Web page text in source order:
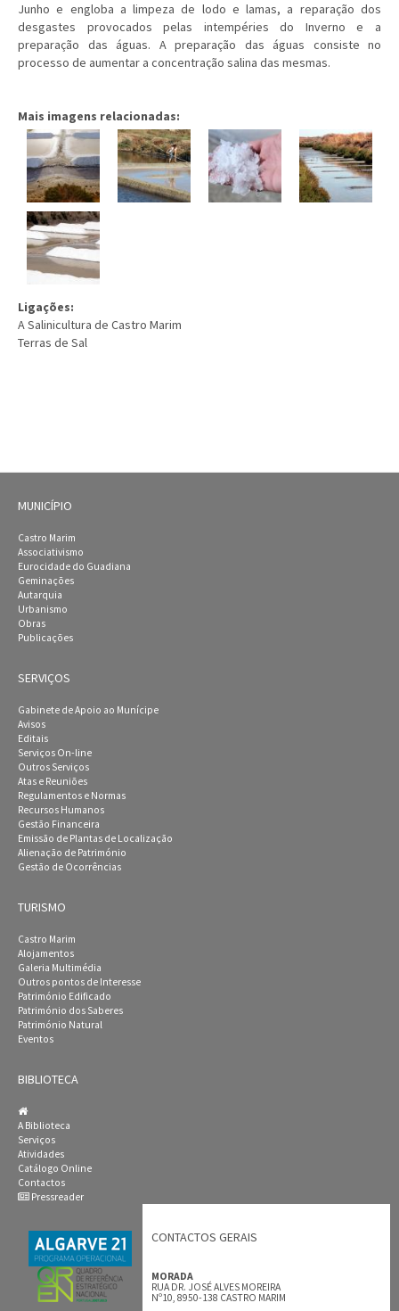
Junho e engloba a limpeza de lodo e lamas, a reparação dos
desgastes provocados pelas intempéries do Inverno e a
preparação das águas. A preparação das águas consiste no
processo de aumentar a concentração salina das mesmas.
Mais imagens relacionadas:
Ligações:
A Salinicultura de Castro Marim
Terras de Sal
MUNICÍPIO
Castro Marim
Associativismo
Eurocidade do Guadiana
Geminações
Autarquia
Urbanismo
Obras
Publicações
SERVIÇOS
Gabinete de Apoio ao Munícipe
Avisos
Editais
Serviços On-line
Outros Serviços
Atas e Reuniões
Regulamentos e Normas
Recursos Humanos
Gestão Financeira
Emissão de Plantas de Localização
Alienação de Património
Gestão de Ocorrências
TURISMO
Castro Marim
Alojamentos
Galeria Multimédia
Outros pontos de Interesse
Património Edificado
Património dos Saberes
Património Natural
Eventos
BIBLIOTECA
A Biblioteca
Serviços
Atividades
Catálogo Online
Contactos
Pressreader
CONTACTOS GERAIS
MORADA
RUA DR. JOSÉ ALVES MOREIRA
Nº10, 8950-138 CASTRO MARIM